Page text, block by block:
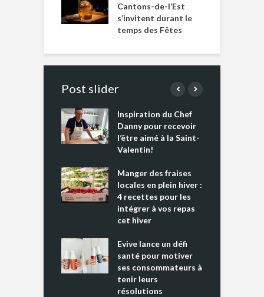
Cantons-de-l’Est
s’invitent durant le
temps des Fêtes
Post slider
Inspiration du Chef
Danny pour recevoir
l’être aimé à la Saint-
Valentin!
Manger des fraises
locales en plein hiver :
4 recettes pour les
intégrer à vos repas
cet hiver
Evive lance un défi
santé pour motiver
ses consommateurs à
tenir leurs
résolutions